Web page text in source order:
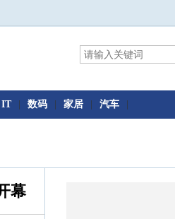
IT 数码 家居 汽车
幕